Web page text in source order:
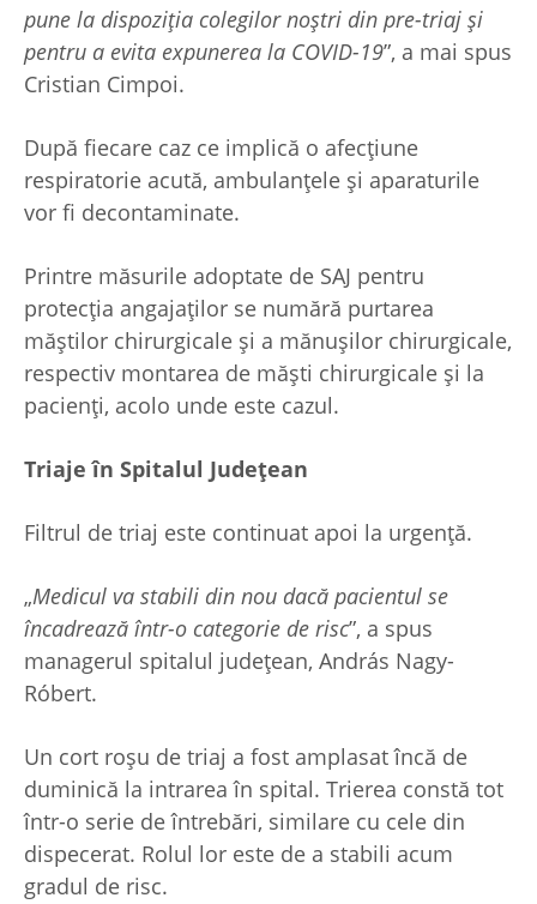
pune la dispoziția colegilor noștri din pre-triaj și
pentru a evita expunerea la COVID-19”, a mai spus
Cristian Cimpoi.
După fiecare caz ce implică o afecțiune
respiratorie acută, ambulanțele și aparaturile
vor fi decontaminate.
Printre măsurile adoptate de SAJ pentru
protecția angajaților se numără purtarea
măștilor chirurgicale și a mănușilor chirurgicale,
respectiv montarea de măști chirurgicale și la
pacienți, acolo unde este cazul.
Triaje în Spitalul Județean
Filtrul de triaj este continuat apoi la urgență.
„Medicul va stabili din nou dacă pacientul se
încadrează într-o categorie de risc”, a spus
managerul spitalul județean, András Nagy-
Róbert.
Un cort roșu de triaj a fost amplasat încă de
duminică la intrarea în spital. Trierea constă tot
într-o serie de întrebări, similare cu cele din
dispecerat. Rolul lor este de a stabili acum
gradul de risc.